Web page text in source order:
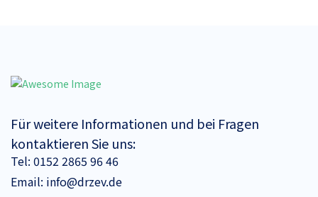
Für weitere Informationen und bei Fragen
kontaktieren Sie uns:
Tel: 0152 2865 96 46
Email: info@drzev.de